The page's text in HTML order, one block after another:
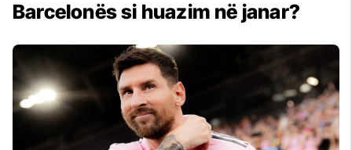
Barcelonës si huazim në janar?